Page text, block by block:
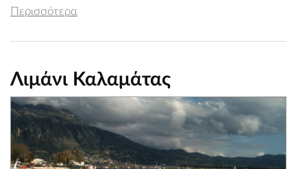
Περισσότερα
Λιμάνι Καλαμάτας